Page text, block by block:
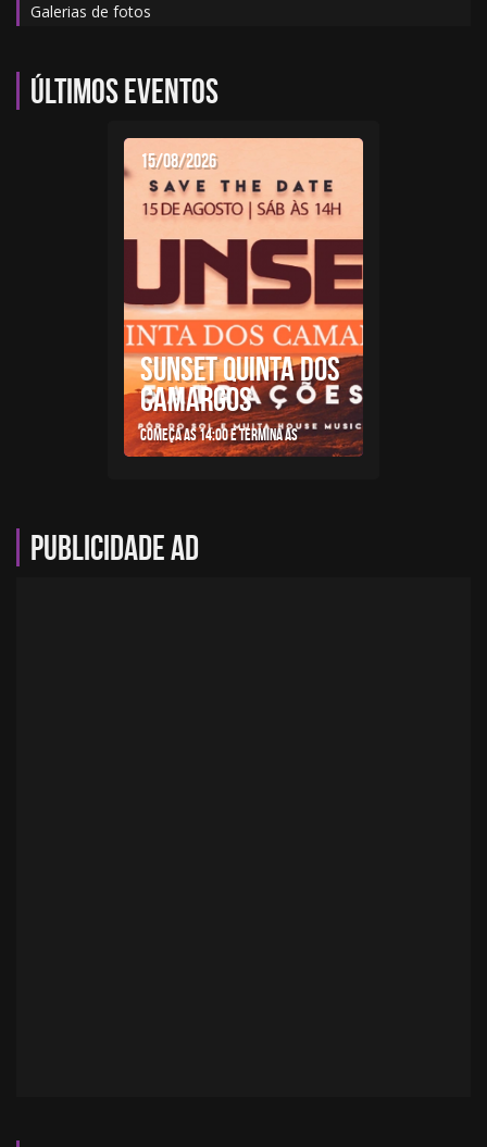
Galerias de fotos
Últimos eventos
15/08/2026
SUNSET QUINTA DOS
CAMARGOS
Começa as 14:00 e termina as
Publicidade AD